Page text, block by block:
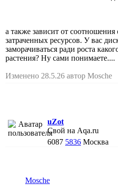
а также зависит от
затраченных ресурсов. У вас
заморачиваться ради роста
растения? Ну сами понимаете....
Изменено 28.5.26 автор Mosche
uZot
Свой на Aqa.ru
6087 5836 Москва
Mosche